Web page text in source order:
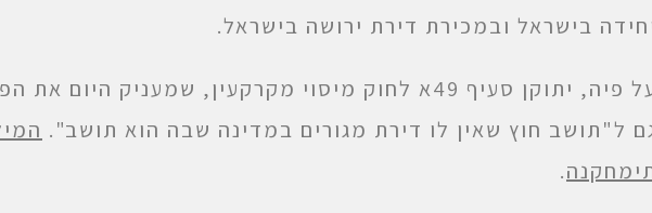
בישראל ובמכירת דירת ירושה בישראל.
על פיה, יתוקן סעיף 49א לחוק מיסוי מקרקעין, שמעניק
ל"תושב חוץ שאין לו דירת מגורים במדינה שבה הוא תושב".
.